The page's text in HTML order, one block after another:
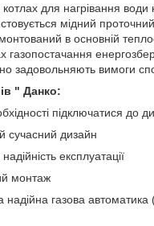
для нагрівання води
мідний
в основній
газопостачання
задовольняють вимоги
" Данко:
підключатися до
сучасний дизайн
надійність експлуатації
монтаж
надійна газова автоматика